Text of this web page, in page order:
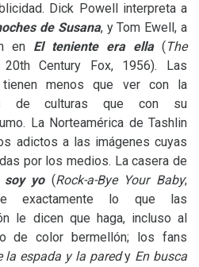
Dick Powell interpreta a
de Susana, y Tom Ewell, a
en El teniente era ella(The
Century Fox, 1956). Las
tienen menos que ver con la
de culturas que con su
La Norteamérica de Tashlin
adictos a las imágenes cuyas
por los medios. La casera de
soy yo(Rock-a-Bye Your Baby;
exactamente lo que las
le dicen que haga, incluso al
de color bermellón; los fans
la espada y la paredy En busca